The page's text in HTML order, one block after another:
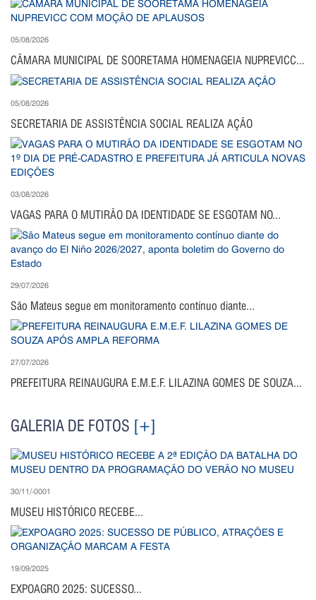
05/08/2026
CÂMARA MUNICIPAL DE SOORETAMA HOMENAGEIA NUPREVICC...
05/08/2026
SECRETARIA DE ASSISTÊNCIA SOCIAL REALIZA AÇÃO
03/08/2026
VAGAS PARA O MUTIRÃO DA IDENTIDADE SE ESGOTAM NO...
29/07/2026
São Mateus segue em monitoramento contínuo diante...
27/07/2026
PREFEITURA REINAUGURA E.M.E.F. LILAZINA GOMES DE SOUZA...
GALERIA DE FOTOS [+]
30/11/-0001
MUSEU HISTÓRICO RECEBE...
19/09/2025
EXPOAGRO 2025: SUCESSO...